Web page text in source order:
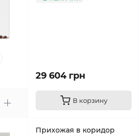
29 604 грн
В корзину
Прихожая в коридор